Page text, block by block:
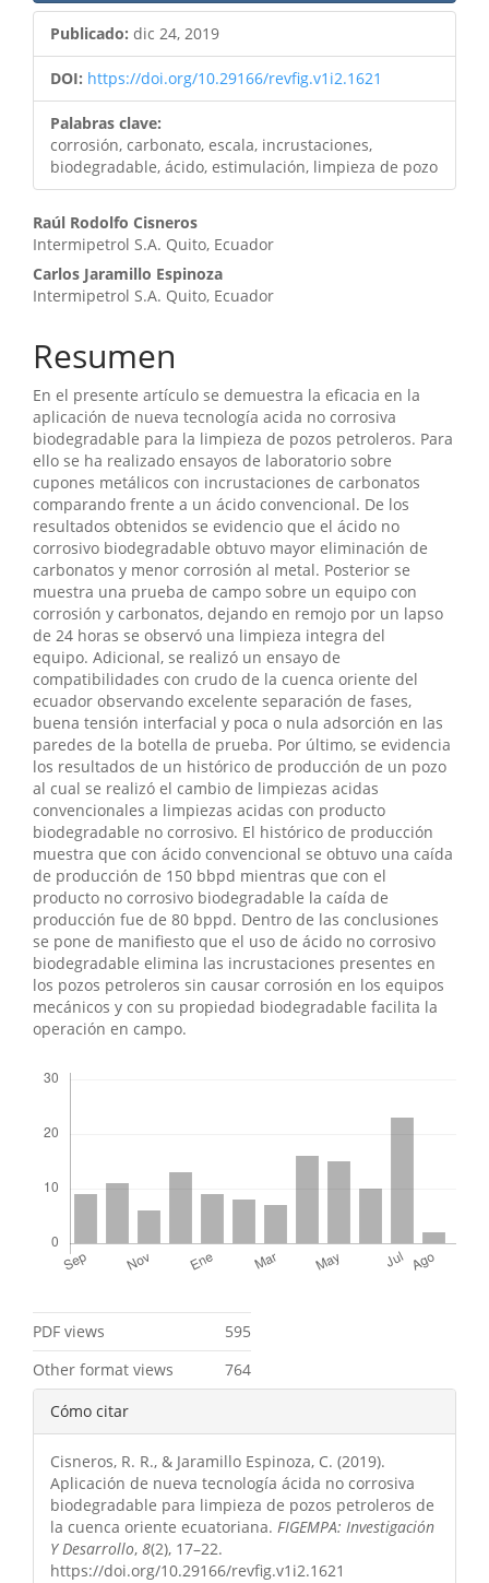
Publicado: dic 24, 2019
DOI: https://doi.org/10.29166/revfig.v1i2.1621
Palabras clave:
corrosión, carbonato, escala, incrustaciones,
biodegradable, ácido, estimulación, limpieza de pozo
Contenido
principal
del
artículo
Raúl Rodolfo Cisneros
Intermipetrol S.A. Quito, Ecuador
Carlos Jaramillo Espinoza
Intermipetrol S.A. Quito, Ecuador
Resumen
En el presente artículo se demuestra la eficacia en la
aplicación de nueva tecnología acida no corrosiva
biodegradable para la limpieza de pozos petroleros. Para
ello se ha realizado ensayos de laboratorio sobre
cupones metálicos con incrustaciones de carbonatos
comparando frente a un ácido convencional. De los
resultados obtenidos se evidencio que el ácido no
corrosivo biodegradable obtuvo mayor eliminación de
carbonatos y menor corrosión al metal. Posterior se
muestra una prueba de campo sobre un equipo con
corrosión y carbonatos, dejando en remojo por un lapso
de 24 horas se observó una limpieza integra del
equipo. Adicional, se realizó un ensayo de
compatibilidades con crudo de la cuenca oriente del
ecuador observando excelente separación de fases,
buena tensión interfacial y poca o nula adsorción en las
paredes de la botella de prueba. Por último, se evidencia
los resultados de un histórico de producción de un pozo
al cual se realizó el cambio de limpiezas acidas
convencionales a limpiezas acidas con producto
biodegradable no corrosivo. El histórico de producción
muestra que con ácido convencional se obtuvo una caída
de producción de 150 bbpd mientras que con el
producto no corrosivo biodegradable la caída de
producción fue de 80 bppd. Dentro de las conclusiones
se pone de manifiesto que el uso de ácido no corrosivo
biodegradable elimina las incrustaciones presentes en
los pozos petroleros sin causar corrosión en los equipos
mecánicos y con su propiedad biodegradable facilita la
operación en campo.
PDF views
595
Other format views
764
Detalles
del
artículo
Cómo citar
Cisneros, R. R., & Jaramillo Espinoza, C. (2019).
Aplicación de nueva tecnología ácida no corrosiva
biodegradable para limpieza de pozos petroleros de
la cuenca oriente ecuatoriana. FIGEMPA: Investigación
Y Desarrollo, 8(2), 17–22.
https://doi.org/10.29166/revfig.v1i2.1621